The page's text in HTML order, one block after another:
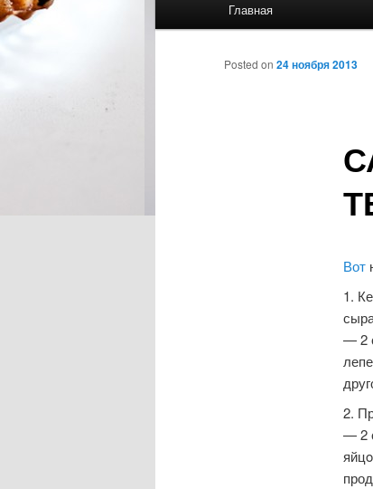
Перейти к
Перейти к
Главная
Posted on 24 ноября 2013
Вот
1.
— 2
2.
— 2